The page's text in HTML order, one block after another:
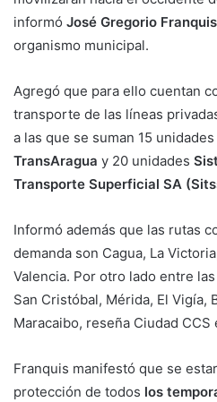
informó José Gregorio Franquis
organismo municipal.
Agregó que para ello cuentan
transporte de las líneas
a las que se suman 15
TransAragua y 20 unidades
Transporte Superficial SA
Informó además que las rutas
demanda son Cagua, La
Valencia. Por otro lado entre
San Cristóbal, Mérida, El Vigía,
Maracaibo, reseña Ciudad CCS
Franquis manifestó que se
protección de todos los